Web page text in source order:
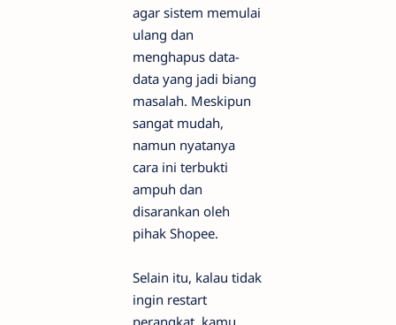
agar sistem memulai
ulang dan
menghapus data-
data yang jadi biang
masalah. Meskipun
sangat mudah,
namun nyatanya
cara ini terbukti
ampuh dan
disarankan oleh
pihak Shopee.
Selain itu, kalau tidak
ingin restart
perangkat, kamu